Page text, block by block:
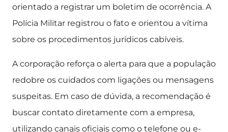
orientado a registrar um boletim de ocorrência. A
Polícia Militar registrou o fato e orientou a vítima
sobre os procedimentos jurídicos cabíveis.
A corporação reforça o alerta para que a população
redobre os cuidados com ligações ou mensagens
suspeitas. Em caso de dúvida, a recomendação é
buscar contato diretamente com a empresa,
utilizando canais oficiais como o telefone ou e-